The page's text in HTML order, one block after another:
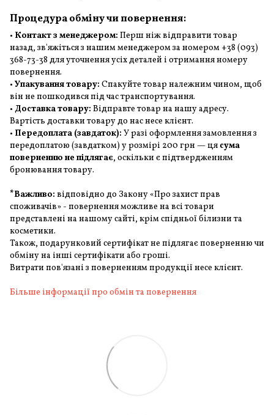
Процедура обміну чи повернення:
• Контакт з менеджером: Перш ніж відправити товар
назад, зв'яжіться з нашим менеджером за номером +38 (093)
368-73-38 для уточнення усіх деталей і отримання номеру
повернення.
• Упакування товару: Спакуйте товар належним чином, щоб
він не пошкодився під час транспортування.
• Доставка товару: Відправте товар на нашу адресу.
Вартість доставки товару до нас несе клієнт.
• Передоплата (завдаток): У разі оформлення замовлення з
передоплатою (завдатком) у розмірі 200 грн — ця сума
поверненню не підлягає, оскільки є підтвердженням
бронювання товару.
*Важливо: відповідно до Закону «Про захист прав
споживачів» - повернення можливе на всі товари
представлені на нашому сайті, крім спідньої білизни та
косметики.
Також, подарунковий сертифікат не підлягає поверненню чи
обміну на інші сертифікати або гроші.
Витрати пов'язані з поверненням продукції несе клієнт.
Більше інформації про обмін та повернення